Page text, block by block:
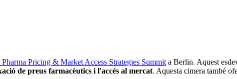
Pricing & Market Access Strategies Summita Berlin. Aquest
de preus farmacèutics i l'accés al mercat. Aquesta cimera també